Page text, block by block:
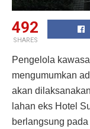
492
SHARES
Pengelola
mengumumkan
akan
lahan eks Hotel
berlangsung